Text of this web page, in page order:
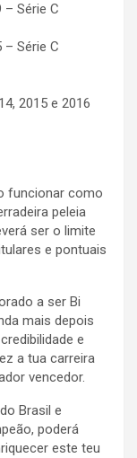
– Série C
– Série C
2015 e 2016
funcionar como
peleia
ser o limite
e pontuais
a ser Bi
mais depois
e
a tua carreira
vencedor.
Brasil e
poderá
este teu